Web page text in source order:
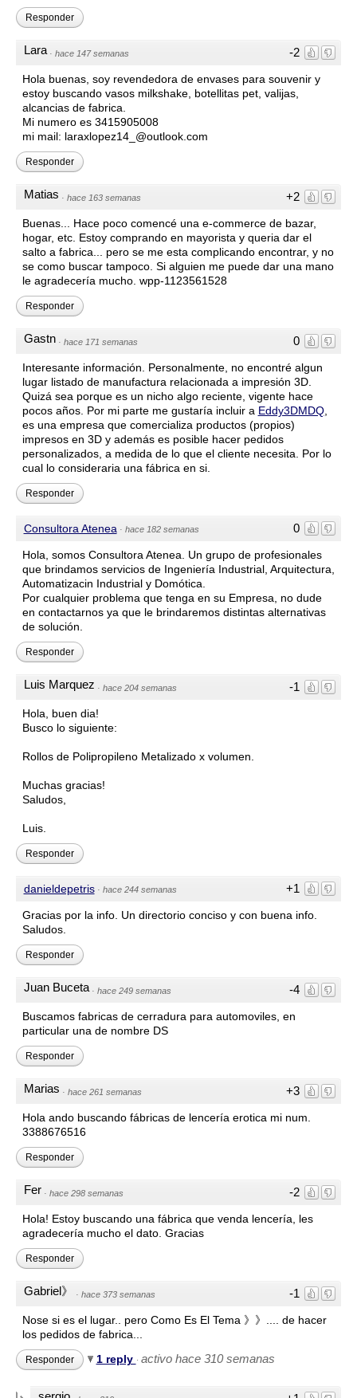
Responder
-2
Lara · hace 147 semanas
Hola buenas, soy revendedora de envases para souvenir y
estoy buscando vasos milkshake, botellitas pet, valijas,
alcancias de fabrica.
Mi numero es 3415905008
mi mail: laraxlopez14_@outlook.com
Responder
+2
Matias · hace 163 semanas
Buenas... Hace poco comencé una e-commerce de bazar,
hogar, etc. Estoy comprando en mayorista y queria dar el
salto a fabrica... pero se me esta complicando encontrar, y no
se como buscar tampoco. Si alguien me puede dar una mano
le agradecería mucho. wpp-1123561528
Responder
0
Gastn · hace 171 semanas
Interesante información. Personalmente, no encontré algun
lugar listado de manufactura relacionada a impresión 3D.
Quizá sea porque es un nicho algo reciente, vigente hace
pocos años. Por mi parte me gustaría incluir a Eddy3DMDQ,
es una empresa que comercializa productos (propios)
impresos en 3D y además es posible hacer pedidos
personalizados, a medida de lo que el cliente necesita. Por lo
cual lo consideraria una fábrica en si.
Responder
0
Consultora Atenea · hace 182 semanas
Hola, somos Consultora Atenea. Un grupo de profesionales
que brindamos servicios de Ingeniería Industrial, Arquitectura,
Automatizacin Industrial y Domótica.
Por cualquier problema que tenga en su Empresa, no dude
en contactarnos ya que le brindaremos distintas alternativas
de solución.
Responder
-1
Luis Marquez · hace 204 semanas
Hola, buen dia!
Busco lo siguiente:
Rollos de Polipropileno Metalizado x volumen.
Muchas gracias!
Saludos,
Luis.
Responder
+1
danieldepetris · hace 244 semanas
Gracias por la info. Un directorio conciso y con buena info.
Saludos.
Responder
-4
Juan Buceta · hace 249 semanas
Buscamos fabricas de cerradura para automoviles, en
particular una de nombre DS
Responder
+3
Marias · hace 261 semanas
Hola ando buscando fábricas de lencería erotica mi num.
3388676516
Responder
-2
Fer · hace 298 semanas
Hola! Estoy buscando una fábrica que venda lencería, les
agradecería mucho el dato. Gracias
Responder
-1
Gabriel》 · hace 373 semanas
Nose si es el lugar.. pero Como Es El Tema 》》.... de hacer
los pedidos de fabrica...
Responder 1 reply · activo hace 310 semanas